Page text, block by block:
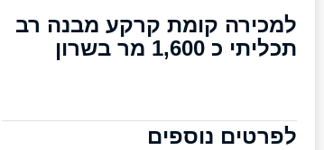
למכירה קומת קרקע מבנה רב
תכליתי כ 1,600 מר בשרון
לפרטים נוספים